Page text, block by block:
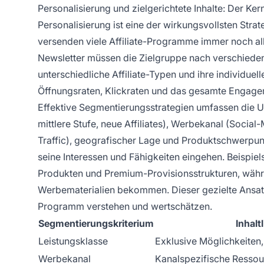
Personalisierung und zielgerichtete Inhalte: Der
Personalisierung ist eine der wirkungsvollsten
versenden viele Affiliate-Programme immer noch
Newsletter müssen die Zielgruppe nach
unterschiedliche Affiliate-Typen und ihre
Öffnungsraten, Klickraten und das gesamte
Effektive Segmentierungsstrategien umfassen die
mittlere Stufe, neue Affiliates), Werbekanal
Traffic), geografischer Lage und
seine Interessen und Fähigkeiten eingehen.
Produkten und Premium-Provisionsstrukturen,
Werbematerialien bekommen. Dieser gezielte
Programm verstehen und wertschätzen.
Segmentierungskriterium
Leistungsklasse
Exklusive
Werbekanal
Kanalspezifische